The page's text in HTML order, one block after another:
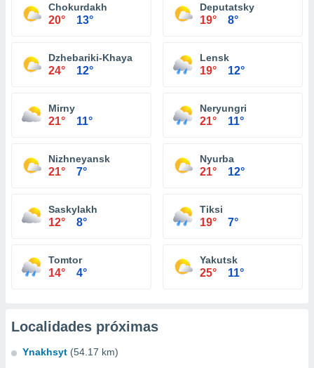
Chokurdakh
20° 13°
Deputatsky
19° 8°
Dzhebariki-Khaya
24° 12°
Lensk
19° 12°
Mirny
21° 11°
Neryungri
21° 11°
Nizhneyansk
21° 7°
Nyurba
21° 12°
Saskylakh
12° 8°
Tiksi
19° 7°
Tomtor
14° 4°
Yakutsk
25° 11°
Localidades próximas
Ynakhsyt (54.17 km)